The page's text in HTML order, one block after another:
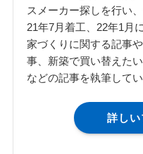
スメーカー探しを行い
21年7月着工、22年1月
家づくりに関する記事
事、新築で買い替えた
などの記事を執筆してい
詳し